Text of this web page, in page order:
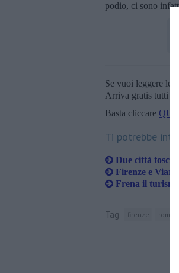
podio, ci sono
Se vuoi leggere le
Arriva gratis tutti i
Basta cliccare QUI
Ti potrebbe
Due città
Firenze e
Frena il
Tag firenze roma